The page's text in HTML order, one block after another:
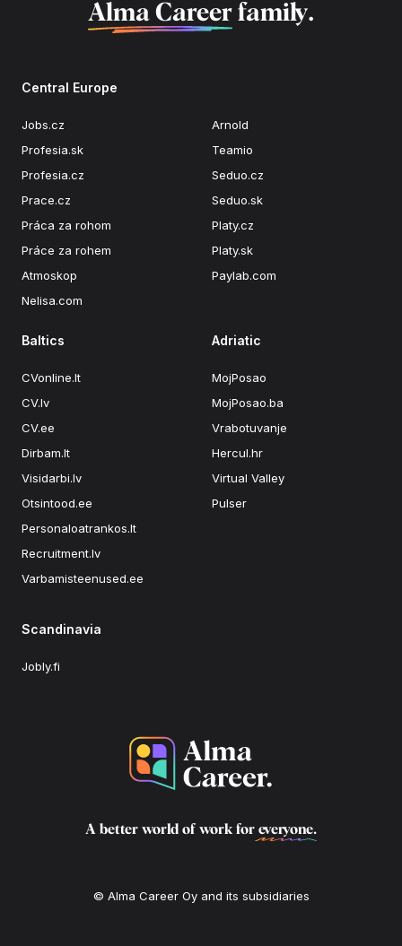
Alma Career family.
Central Europe
Jobs.cz
Profesia.sk
Profesia.cz
Prace.cz
Práca za rohom
Práce za rohem
Atmoskop
Nelisa.com
Arnold
Teamio
Seduo.cz
Seduo.sk
Platy.cz
Platy.sk
Paylab.com
Baltics
CVonline.lt
CV.lv
CV.ee
Dirbam.lt
Visidarbi.lv
Otsintood.ee
Personaloatrankos.lt
Recruitment.lv
Varbamisteenused.ee
Adriatic
MojPosao
MojPosao.ba
Vrabotuvanje
Hercul.hr
Virtual Valley
Pulser
Scandinavia
Jobly.fi
A better world of work for everyone.
© Alma Career Oy and its subsidiaries